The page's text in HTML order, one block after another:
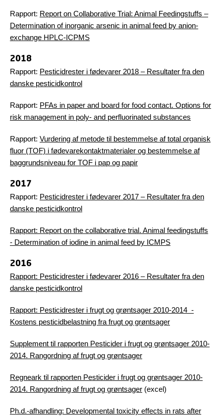
Rapport: Report on Collaborative Trial: Animal Feedingstuffs –
Determination of inorganic arsenic in animal feed by anion-
exchange HPLC-ICPMS
2018
Rapport: Pesticidrester i fødevarer 2018 – Resultater fra den
danske pesticidkontrol
Rapport: PFAs in paper and board for food contact. Options for
risk management in poly- and perfluorinated substances
Rapport: Vurdering af metode til bestemmelse af total organisk
fluor (TOF) i fødevarekontaktmaterialer og bestemmelse af
baggrundsniveau for TOF i pap og papir
2017
Rapport: Pesticidrester i fødevarer 2017 – Resultater fra den
danske pesticidkontrol
Rapport: Report on the collaborative trial. Animal feedingstuffs
- Determination of iodine in animal feed by ICMPS
2016
Rapport: Pesticidrester i fødevarer 2016 – Resultater fra den
danske pesticidkontrol
Rapport: Pesticidrester i frugt og grøntsager 2010-2014 -
Kostens pesticidbelastning fra frugt og grøntsager
Supplement til rapporten Pesticider i frugt og grøntsager 2010-
2014. Rangordning af frugt og grøntsager
Regneark til rapporten Pesticider i frugt og grøntsager 2010-
2014. Rangordning af frugt og grøntsager (excel)
Ph.d.-afhandling: Developmental toxicity effects in rats after